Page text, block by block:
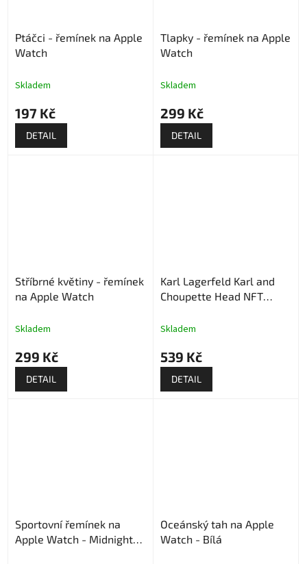
Ptáčci - řemínek na Apple
Watch
Skladem
197 Kč
DETAIL
Tlapky - řemínek na Apple
Watch
Skladem
299 Kč
DETAIL
Stříbrné květiny - řemínek
na Apple Watch
Skladem
299 Kč
DETAIL
Karl Lagerfeld Karl and
Choupette Head NFT
- Růžový
Skladem
539 Kč
DETAIL
Sportovní řemínek na
Apple Watch - Midnight
Oceánský tah na Apple
Watch - Bílá